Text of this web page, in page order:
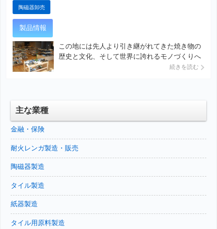
陶磁器卸売
製品情報
この地には先人より引き継がれてきた焼き物の
歴史と文化、そして世界に誇れるモノづくりへ
の知識や技術情熱などの魅力が沢山残っていま
を、ギャラリー喜楽庵では地元の陶芸作家作品
を展示販売しています。
続きを読む
主な業種
金融・保険
耐火レンガ製造・販売
陶磁器製造
タイル製造
紙器製造
タイル用原料製造